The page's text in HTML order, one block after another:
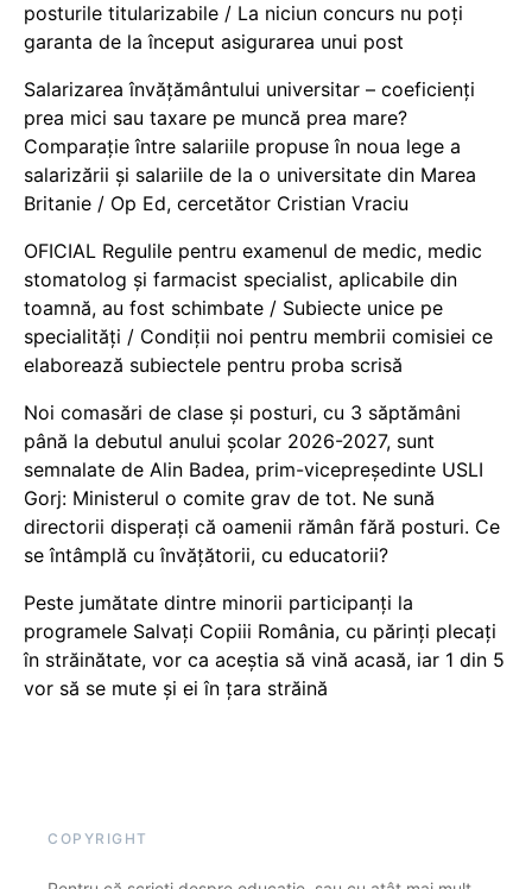
posturile titularizabile / La niciun concurs nu poți
garanta de la început asigurarea unui post
Salarizarea învățământului universitar – coeficienți
prea mici sau taxare pe muncă prea mare?
Comparație între salariile propuse în noua lege a
salarizării și salariile de la o universitate din Marea
Britanie / Op Ed, cercetător Cristian Vraciu
OFICIAL Regulile pentru examenul de medic, medic
stomatolog și farmacist specialist, aplicabile din
toamnă, au fost schimbate / Subiecte unice pe
specialități / Condiții noi pentru membrii comisiei ce
elaborează subiectele pentru proba scrisă
Noi comasări de clase și posturi, cu 3 săptămâni
până la debutul anului școlar 2026-2027, sunt
semnalate de Alin Badea, prim-vicepreședinte USLI
Gorj: Ministerul o comite grav de tot. Ne sună
directorii disperați că oamenii rămân fără posturi. Ce
se întâmplă cu învățătorii, cu educatorii?
Peste jumătate dintre minorii participanți la
programele Salvați Copiii România, cu părinți plecați
în străinătate, vor ca aceștia să vină acasă, iar 1 din 5
vor să se mute și ei în țara străină
COPYRIGHT